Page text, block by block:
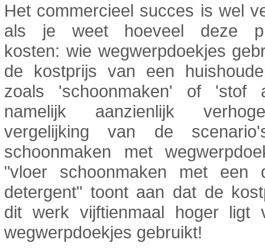
Het commercieel succes is wel
als je weet hoeveel deze
kosten: wie wegwerpdoekjes
de kostprijs van een
zoals 'schoonmaken' of 'stof
namelijk aanzienlijk
vergelijking van de
schoonmaken met
"vloer schoonmaken met een
detergent" toont aan dat de
dit werk vijftienmaal hoger ligt
wegwerpdoekjes gebruikt!